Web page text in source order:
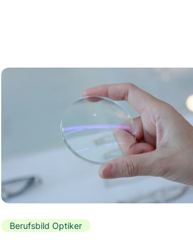
Berufsbild Optiker